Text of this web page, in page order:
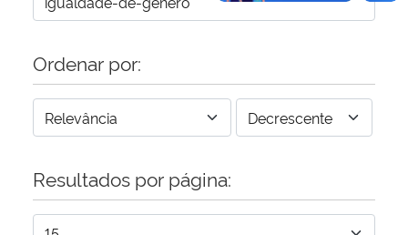
Ordenar por:
Resultados por página: